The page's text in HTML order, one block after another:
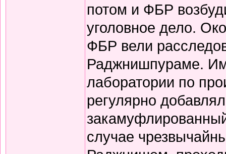
потом и ФБР
уголовное дело.
ФБР вели
Раджнишпураме.
лаборатории по
регулярно
случае